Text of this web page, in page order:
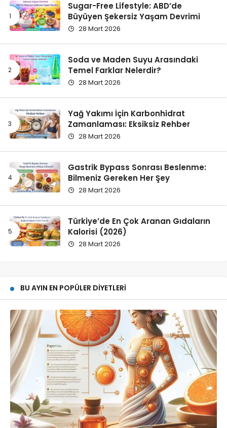
Sugar-Free Lifestyle: ABD’de
Büyüyen Şekersiz Yaşam Devrimi
28 Mart 2026
Soda ve Maden Suyu Arasındaki
Temel Farklar Nelerdir?
28 Mart 2026
Yağ Yakımı İçin Karbonhidrat
Zamanlaması: Eksiksiz Rehber
28 Mart 2026
Gastrik Bypass Sonrası Beslenme:
Bilmeniz Gereken Her Şey
28 Mart 2026
Türkiye’de En Çok Aranan Gıdaların
Kalorisi (2026)
28 Mart 2026
BU AYIN EN POPÜLER DIYETLERI